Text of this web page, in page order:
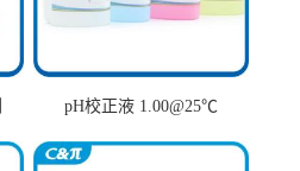
pH校正液 1.00@25℃